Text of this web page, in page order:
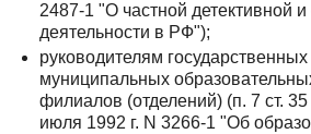
2487-1 "О частной детективной
деятельности в РФ");
руководителям государственных
муниципальных
филиалов (отделений) (п. 7 ст.
июля 1992 г. N 3266-1 "Об